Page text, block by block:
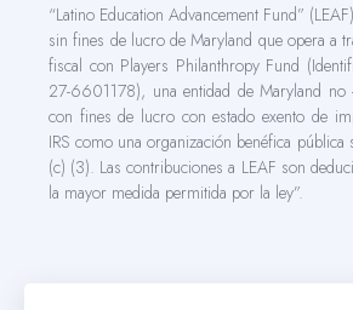
“Latino Education Advancement Fund”
sin fines de lucro de Maryland que opera a
fiscal con Players Philanthropy Fund
27-6601178), una entidad de Maryland no
con fines de lucro con estado exento de
IRS como una organización benéfica pública
(c) (3). Las contribuciones a LEAF son
la mayor medida permitida por la ley”.